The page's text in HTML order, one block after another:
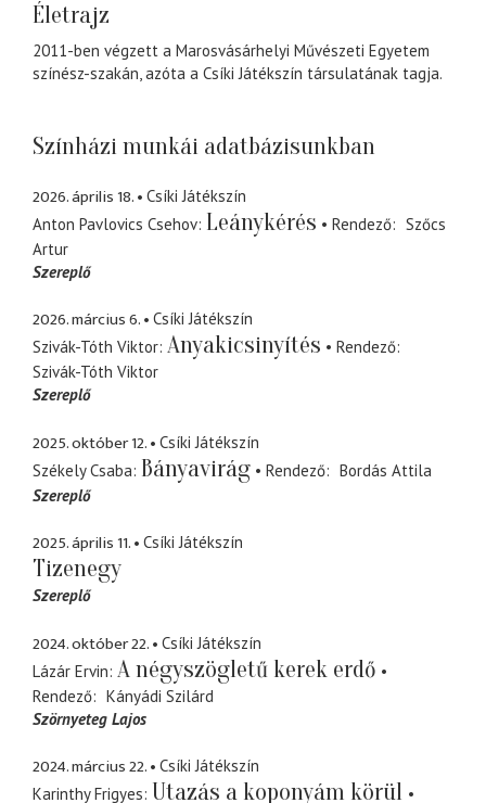
Életrajz
2011-ben végzett a Marosvásárhelyi Művészeti Egyetem
színész-szakán, azóta a Csíki Játékszín társulatának tagja.
Színházi munkái adatbázisunkban
2026. április 18.
Csíki Játékszín
Anton Pavlovics Csehov Leánykérés Rendező
Szőcs
Artur
Szereplő
2026. március 6.
Csíki Játékszín
Szivák-Tóth Viktor Anyakicsinyítés
Rendező
Szivák-Tóth Viktor
Szereplő
2025. október 12.
Csíki Játékszín
Székely Csaba Bányavirág Rendező
Bordás Attila
Szereplő
2025. április 11. Csíki Játékszín
Tizenegy
Szereplő
2024. október 22.
Csíki Játékszín
Lázár Ervin A négyszögletű kerek erdő
Rendező
Kányádi Szilárd
Szörnyeteg Lajos
2024. március 22.
Csíki Játékszín
Karinthy Frigyes Utazás a koponyám körül